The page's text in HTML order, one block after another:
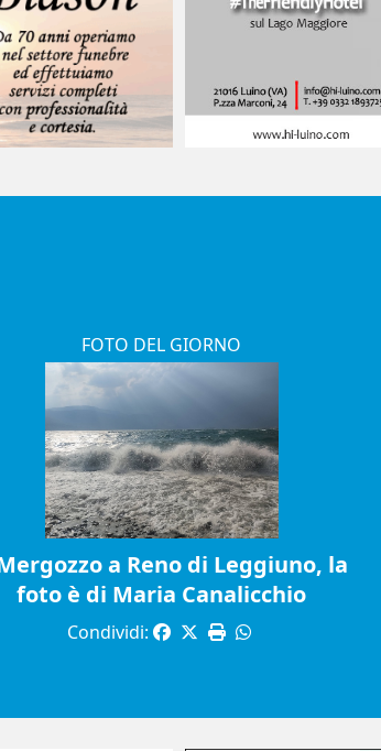
FOTO DEL GIORNO
a Reno di Leggiuno, la
foto è di Maria Canalicchio
Condividi: